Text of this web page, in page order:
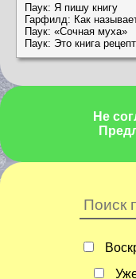
Паук: Я пишу книгу
Гарфилд: Как
Паук: «Сочная муха»
Паук: Это книга
Не